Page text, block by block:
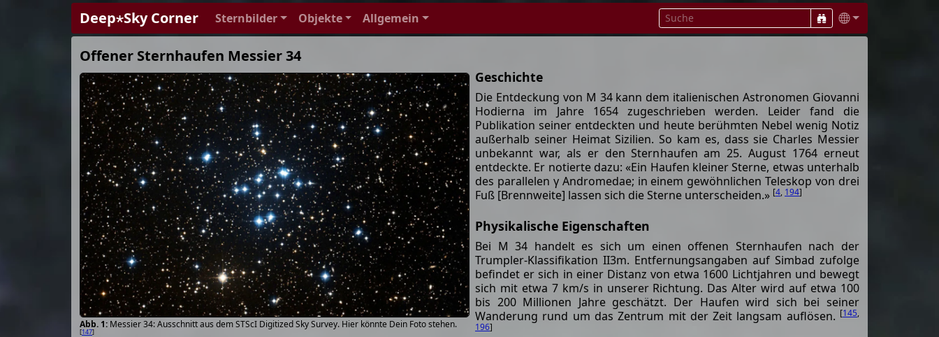
Deep⋆Sky Corner Sternbilder Objekte Allgemein
Offener Sternhaufen Messier 34
Messier 34: Ausschnitt aus dem STScI Digitized Sky Survey. Hier könnte Dein Foto stehen.
[147]
Geschichte
Die Entdeckung von M 34 kann dem italienischen Astronomen Giovanni
Hodierna im Jahre 1654 zugeschrieben werden. Leider fand die
Publikation seiner entdeckten und heute berühmten Nebel wenig Notiz
außerhalb seiner Heimat Sizilien. So kam es, dass sie Charles Messier
unbekannt war, als er den Sternhaufen am 25. August 1764 erneut
entdeckte. Er notierte dazu: «Ein Haufen kleiner Sterne, etwas unterhalb
des parallelen γ Andromedae; in einem gewöhnlichen Teleskop von drei
Fuß [Brennweite] lassen sich die Sterne unterscheiden.» [4, 194]
Physikalische Eigenschaften
Bei M 34 handelt es sich um einen offenen Sternhaufen nach der
Trumpler-Klassifikation II3m. Entfernungsangaben auf Simbad zufolge
befindet er sich in einer Distanz von etwa 1600 Lichtjahren und bewegt
sich mit etwa 7 km/s in unserer Richtung. Das Alter wird auf etwa 100
bis 200 Millionen Jahre geschätzt. Der Haufen wird sich bei seiner
Wanderung rund um das Zentrum mit der Zeit langsam auflösen. [145,
196]